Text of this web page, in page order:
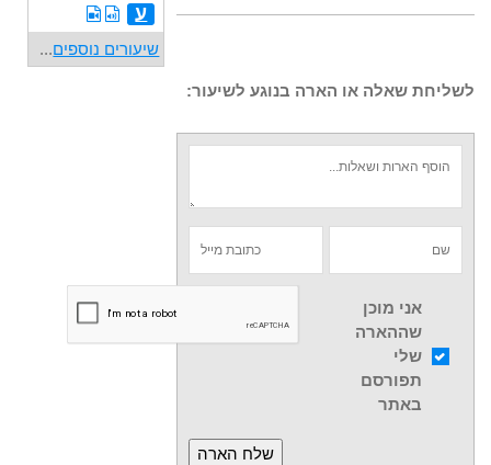
לשליחת שאלה או הארה בנוגע לשיעור:
אני מוכן
שההארה
שלי
תפורסם
באתר
ע
שיעורים נוספים...